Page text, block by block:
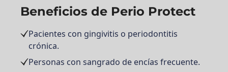
Beneficios de Perio Protect
Pacientes con gingivitis o periodontitis
crónica.
Personas con sangrado de encías frecuente.